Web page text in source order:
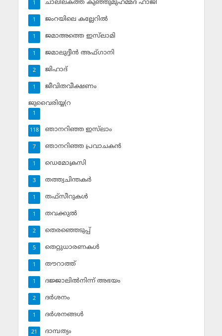
ചാലിലകത്ത് കുഞ്ഞുമുഹമ്മദ് ഹാജി
1
ജംറയിലെ കല്ലേറില്‍
1
ജമാഅത്തെ ഇസ്‌ലാമി
1
ജമാലുദ്ദീന്‍ അഫ്ഗാനി
1
ജിഹാദ്‌
2
ജീവിതവീക്ഷണം
1
ജുവൈരിയ്യ(റ
1
ഞാനറിഞ്ഞ ഇസ്‌ലാം
118
ഞാനറിഞ്ഞ പ്രവാചകന്‍
7
ഡെമോക്രസി
1
തത്ത്വചിന്തകര്‍
3
തഫ്‌സീറുകള്‍
1
തവക്കുല്‍
1
തെരഞ്ഞെടുപ്പ്
2
തെറ്റുധാരണകള്‍
5
തൗറാത്ത്
1
ദജ്ജാലില്‍നിന്ന് അഭയം
1
ദര്‍ശനം
2
ദര്‍ശനങ്ങള്‍
1
ദാമ്പത്യം
21